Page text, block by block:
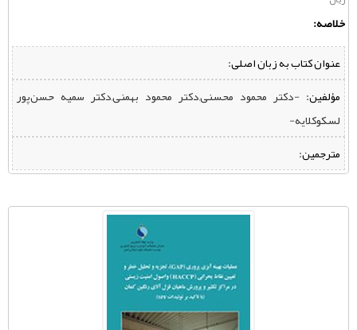
خلاصه:
عنوان کتاب به زبان اصلی:
مؤلفین: ‌ -دکتر محمود محسنی,دکتر محمود بهمنی,دکتر سمیه حسن‌پور
لسکوکلایه-
مترجمین: